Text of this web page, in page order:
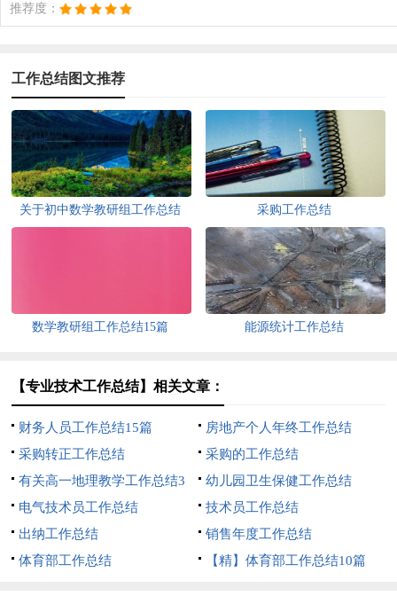
推荐度：
工作总结图文推荐
关于初中数学教研组工作总结 采购工作总结
数学教研组工作总结15篇 能源统计工作总结
【专业技术工作总结】相关文章：
财务人员工作总结15篇
房地产个人年终工作总结
采购转正工作总结
采购的工作总结
有关高一地理教学工作总结3
篇
幼儿园卫生保健工作总结
电气技术员工作总结
技术员工作总结
出纳工作总结
销售年度工作总结
体育部工作总结
【精】体育部工作总结10篇